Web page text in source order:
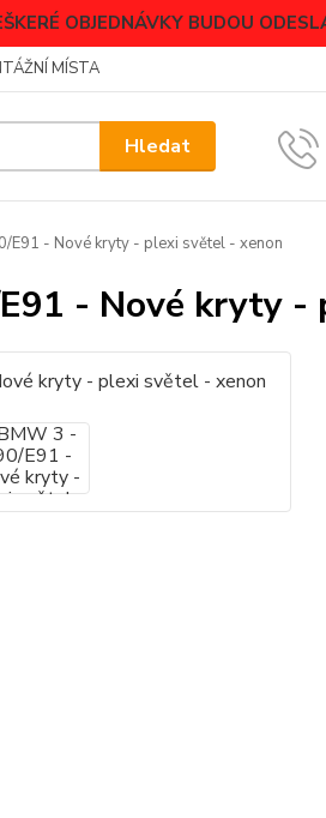
OBJEDNÁVKY BUDOU
MÍSTA
Hledat
E91 - Nové kryty - plexi světel - xenon
- Nové kryty